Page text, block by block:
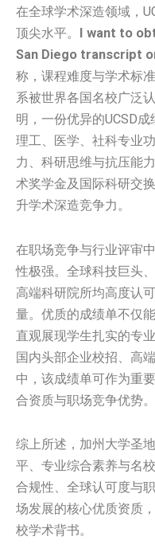
在全球学术深造领域，
顶尖水平。 I want to
San Diego transcript
称，课程难度与学术标
系被世界各国名校广泛
明，一份优异的UCSD
理工、医学、社科专业
力、科研思维与抗压能
术奖学金及国际科研交
升学术深造竞争力。
在职场竞争与行业评审
性极强。全球科技巨头
高端科研院所均高度认
量。优质的成绩单不仅
直观展现学生扎实的专
国内头部企业校招、高
中，该成绩单可作为重
合资质与职场竞争优势。
综上所述，加州大学圣
平、专业综合素养与名
合规性、全球认可度与
场发展的核心优质资质
校学术背书。